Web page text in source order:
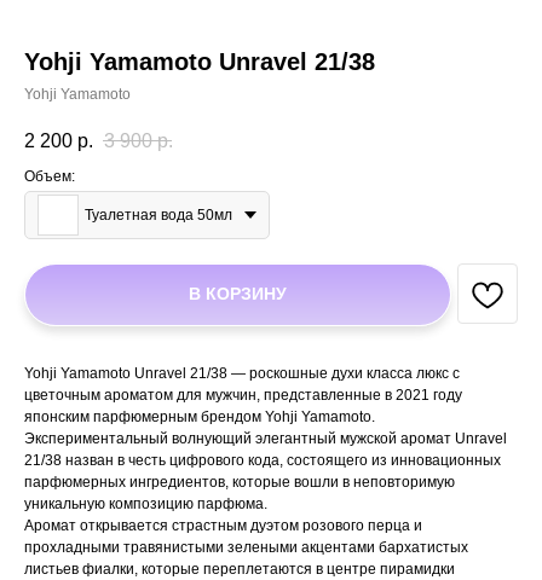
Yohji Yamamoto Unravel 21/38
Yohji Yamamoto
2 200 р. 3 900 р.
Объем:
Туалетная вода 50мл
В КОРЗИНУ
Yohji Yamamoto Unravel 21/38 — роскошные духи класса люкс с
цветочным ароматом для мужчин, представленные в 2021 году
японским парфюмерным брендом Yohji Yamamoto.
Экспериментальный волнующий элегантный мужской аромат Unravel
21/38 назван в честь цифрового кода, состоящего из инновационных
парфюмерных ингредиентов, которые вошли в неповторимую
уникальную композицию парфюма.
Аромат открывается страстным дуэтом розового перца и
прохладными травянистыми зелеными акцентами бархатистых
листьев фиалки, которые переплетаются в центре пирамидки